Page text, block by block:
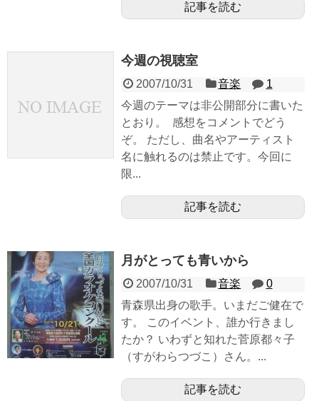
記事を読む
今週の視聴室
2007/10/31 音楽
1
今週のテーマは非公開部分に書いた
とおり。 感想をコメントでどう
ぞ。 ただし、曲名やアーティスト
名に触れるのは禁止です。今回に
限...
記事を読む
月がとっても青いから
2007/10/31 音楽
0
青森県出身の歌手。いまだご健在で
す。 このイベント、誰か行きまし
たか？ いわずと知れた菅原都々子
（すがわらつづこ）さん。...
記事を読む